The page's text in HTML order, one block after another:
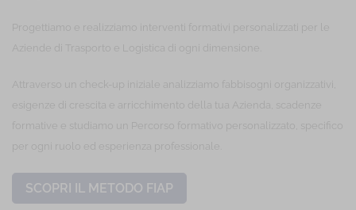
Progettiamo e realizziamo interventi formativi personalizzati per le
Aziende di Trasporto e Logistica di ogni dimensione.
Attraverso un check-up iniziale analizziamo fabbisogni organizzativi,
esigenze di crescita e arricchimento della tua Azienda, scadenze
formative e studiamo un Percorso formativo personalizzato, specifico
per ogni ruolo ed esperienza professionale.
SCOPRI IL METODO FIAP